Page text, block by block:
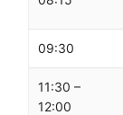
09:30
11:30 –
12:00